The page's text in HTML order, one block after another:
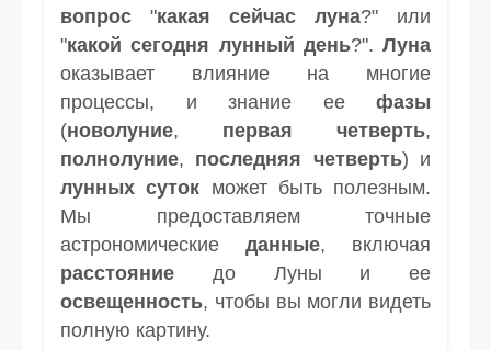
вопрос "какая сейчас луна?" или
"какой сегодня лунный день?". Луна
оказывает влияние на многие
процессы, и знание ее фазы
(новолуние, первая четверть,
полнолуние, последняя четверть) и
лунных суток может быть полезным.
Мы предоставляем точные
астрономические данные, включая
расстояние до Луны и ее
освещенность, чтобы вы могли видеть
полную картину.